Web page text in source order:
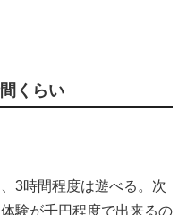
くらい
3時間程度は遊べる。次
験が千円程度で出来るの